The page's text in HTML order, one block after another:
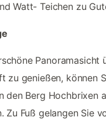
Watt- Teichen zu
Panoramasicht
zu genießen, können
den Berg Hochbrixen
Zu Fuß gelangen Sie